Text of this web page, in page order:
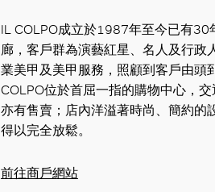
IL COLPO成立於1987年至今已有30
廊，客戶群為演藝紅星、名人及行政
業美甲及美甲服務，照顧到客戶由頭
COLPO位於首屈一指的購物中心，
亦有售賣；店內洋溢著時尚、簡約的
得以完全放鬆。
前往商戶網站